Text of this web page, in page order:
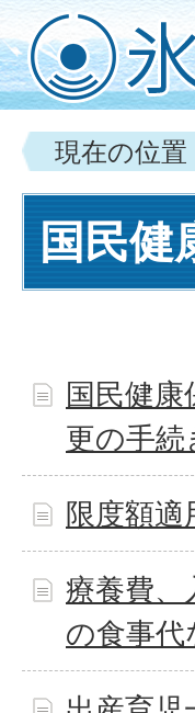
現在の位置
国民健
国民健康
更の手続
限度額適
療養費、
の食事代